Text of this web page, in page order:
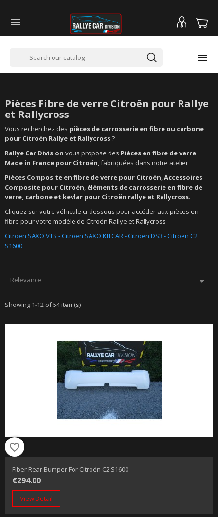


Pièces Fibre de verre Citroën pour Rallye
et Rallycross
Vous recherchez des pièces de carrosserie en fibre ou carbone
pour Citroën Rallye et Rallycross?
Rallye Car Division vous propose des Pièces en fibre de verre
Made in France pour Citroën, fabriquées dans notre atelier
Pièces Composite en fibre de verre pour Citroën,Accessoires
Composite pour Citroën, éléments de carrosserie en fibre de
verre, carbone et kevlar pour Citroën rallye et Rallycross.
Cliquez sur votre véhicule ci-dessous pour accéder aux pièces en
fibre pour votre modèle de Citroën Rallye et Rallycross
Citroën SAXO VTS -Citroën SAXO KITCAR-Citroën DS3 -Citroën C2
S1600
Relevance 
Showing 1-12 of 54 item(s)
favorite_border
Fiber Rear Bumper For Citroën C2 S1600
€294.00
View Detail